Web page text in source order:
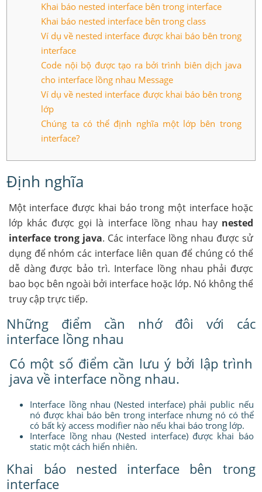
Khai báo nested interface bên trong interface
Khai báo nested interface bên trong class
Ví dụ về nested interface được khai báo bên trong
interface
Code nội bộ được tạo ra bởi trình biên dịch java
cho interface lồng nhau Message
Ví dụ về nested interface được khai báo bên trong
lớp
Chúng ta có thể định nghĩa một lớp bên trong
interface?
Định nghĩa
Một interface được khai báo trong một interface hoặc
lớp khác được gọi là interface lồng nhau hay nested
interface trong java. Các interface lồng nhau được sử
dụng để nhóm các interface liên quan để chúng có thể
dễ dàng được bảo trì. Interface lồng nhau phải được
bao bọc bên ngoài bởi interface hoặc lớp. Nó không thể
truy cập trực tiếp.
Những điểm cần nhớ đôi với các
interface lồng nhau
Có một số điểm cần lưu ý bởi lập trình
java về interface nồng nhau.
Interface lồng nhau (Nested interface) phải public nếu
nó được khai báo bên trong interface nhưng nó có thể
có bất kỳ access modifier nào nếu khai báo trong lớp.
Interface lồng nhau (Nested interface) được khai báo
static một cách hiển nhiên.
Khai báo nested interface bên trong
interface